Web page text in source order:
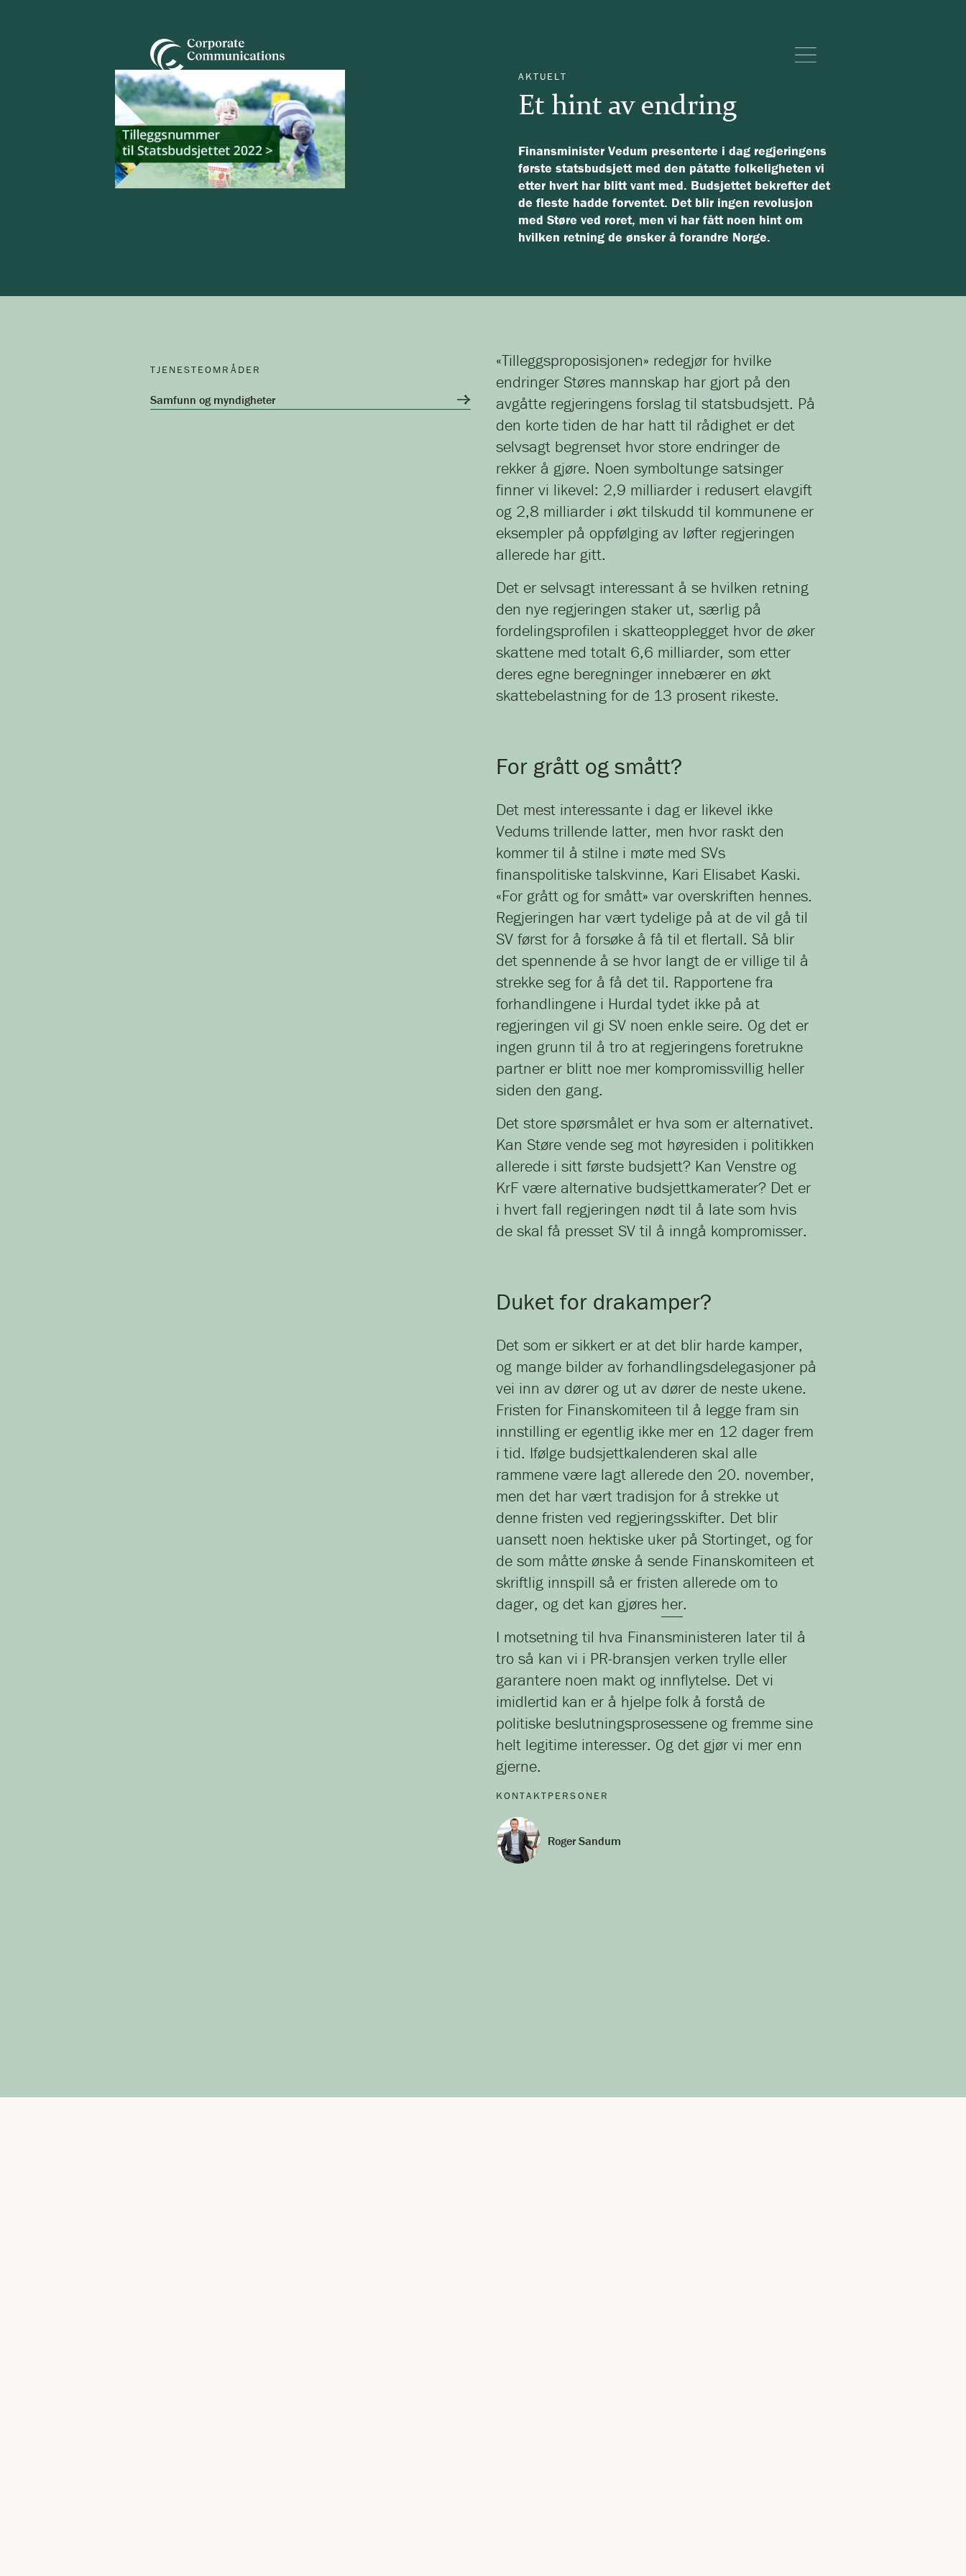
AKTUELT
Et hint av endring
Finansminister Vedum presenterte i dag regjeringens
første statsbudsjettmed den påtatte folkeligheten vi
etter hvert har blitt vant med. Budsjettet bekrefter det
de fleste hadde forventet. Det blir ingen revolusjon
med Støre ved roret, men vi har fått noen hint om
hvilken retning de ønsker å forandre Norge.
TJENESTEOMRÅDER
Samfunn og myndigheter
«Tilleggsproposisjonen» redegjør for hvilke
endringer Støres mannskap har gjort på den
avgåtte regjeringens forslag til statsbudsjett. På
den korte tiden de har hatt til rådighet er det
selvsagt begrenset hvor store endringer de
rekker å gjøre. Noen symboltunge satsinger
finner vi likevel: 2,9 milliarder i redusert elavgift
og 2,8 milliarder i økt tilskudd til kommunene er
eksempler på oppfølging av løfter regjeringen
allerede har gitt.
Det er selvsagt interessant å se hvilken retning
den nye regjeringen staker ut, særlig på
fordelingsprofilen i skatteopplegget hvor de øker
skattene med totalt 6,6 milliarder, som etter
deres egne beregninger innebærer en økt
skattebelastning for de 13 prosent rikeste.
For grått og smått?
Det mest interessante i dag er likevel ikke
Vedums trillende latter, men hvor raskt den
kommer til å stilne i møte med SVs
finanspolitiske talskvinne, Kari Elisabet Kaski.
«For grått og for smått» var overskriften hennes.
Regjeringen har vært tydelige på at de vil gå til
SV først for å forsøke å få til et flertall. Så blir
det spennende å se hvor langt de er villige til å
strekke seg for å få det til. Rapportene fra
forhandlingene i Hurdal tydet ikke på at
regjeringen vil gi SV noen enkle seire. Og det er
ingen grunn til å tro at regjeringens foretrukne
partner er blitt noe mer kompromissvillig heller
siden den gang.
Det store spørsmålet er hva som er alternativet.
Kan Støre vende seg mot høyresiden i politikken
allerede i sitt første budsjett? Kan Venstre og
KrF være alternative budsjettkamerater? Det er
i hvert fall regjeringen nødt til å late som hvis
de skal få presset SV til å inngå kompromisser.
Duket for drakamper?
Det som er sikkert er at det blir harde kamper,
og mange bilder av forhandlingsdelegasjoner på
vei inn av dører og ut av dører de neste ukene.
Fristen for Finanskomiteen til å legge fram sin
innstilling er egentlig ikke mer en 12 dager frem
i tid. Ifølge budsjettkalenderen skal alle
rammene være lagt allerede den 20. november,
men det har vært tradisjon for å strekke ut
denne fristen ved regjeringsskifter. Det blir
uansett noen hektiske uker på Stortinget, og for
de som måtte ønske å sende Finanskomiteen et
skriftlig innspill så er fristen allerede om to
dager, og det kan gjøres her.
I motsetning til hva Finansministeren later til å
tro så kan vi i PR-bransjen verken trylle eller
garantere noen makt og innflytelse. Det vi
imidlertid kan er å hjelpe folk å forstå de
politiske beslutningsprosessene og fremme sine
helt legitime interesser. Og det gjør vi mer enn
gjerne.
KONTAKTPERSONER
Roger Sandum